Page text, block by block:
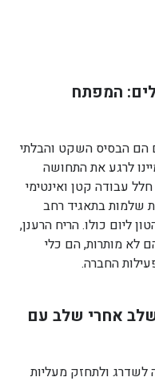
המפתח
הם הבסיס השקט והבלתי
לרגע את התחושה
עבודה קטן ואינטימי
שלמות בתאגיד רחב
ליום כולו. הריח הרענן,
לא מותרות, הם כלי
החברה.
אחרי שלב עם
לשדרג ולתחזק מעליות